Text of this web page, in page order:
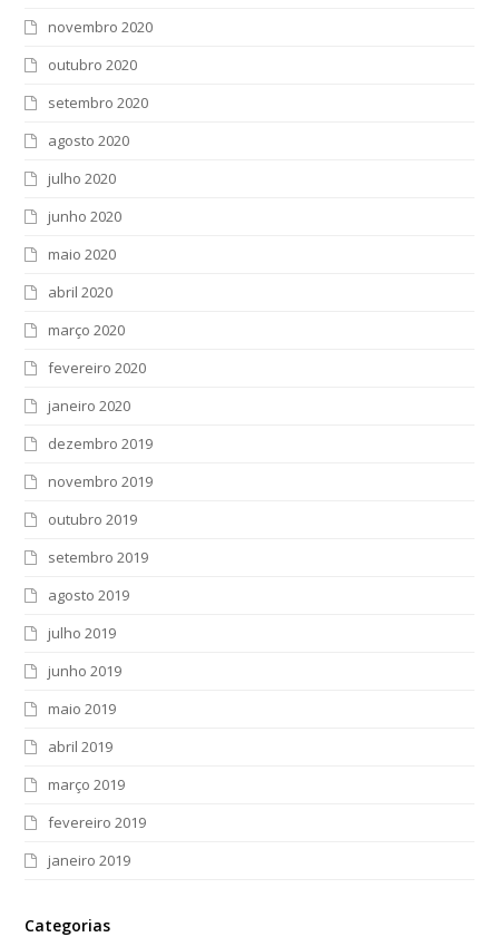
novembro 2020
outubro 2020
setembro 2020
agosto 2020
julho 2020
junho 2020
maio 2020
abril 2020
março 2020
fevereiro 2020
janeiro 2020
dezembro 2019
novembro 2019
outubro 2019
setembro 2019
agosto 2019
julho 2019
junho 2019
maio 2019
abril 2019
março 2019
fevereiro 2019
janeiro 2019
Categorias